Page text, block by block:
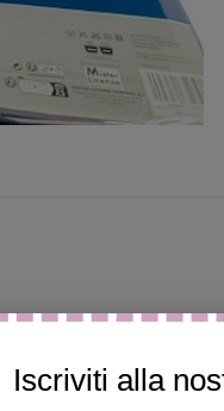
acquistato questo
Iscriviti alla